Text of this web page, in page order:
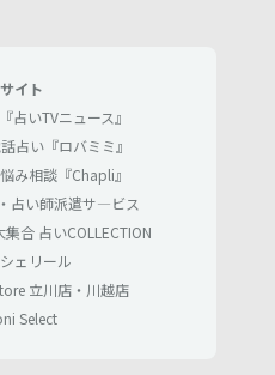
イト
占いTVニュース』
占い『ロバミミ』
み相談『Chapli』
占い師派遣サ―ビス
合 占いCOLLECTION
ェリール
立川店・川越店
Select